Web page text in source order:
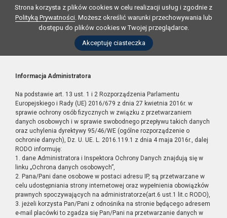
Strona korzysta z plików cookies w celu realizacji usług i zgodnie z
Polityką Prywatności. Możesz określić warunki przechowywania lub
dostępu do plików cookies w Twojej przeglądarce.
Akceptuję ciasteczka
Informacja Administratora
Na podstawie art. 13 ust. 1 i 2 Rozporządzenia Parlamentu
Europejskiego i Rady (UE) 2016/679 z dnia 27 kwietnia 2016r. w
sprawie ochrony osób fizycznych w związku z przetwarzaniem
danych osobowych i w sprawie swobodnego przepływu takich danych
oraz uchylenia dyrektywy 95/46/WE (ogólne rozporządzenie o
ochronie danych), Dz. U. UE. L. 2016.119.1 z dnia 4 maja 2016r., dalej
RODO informuję:
1. dane Administratora i Inspektora Ochrony Danych znajdują się w
linku „Ochrona danych osobowych”,
2. Pana/Pani dane osobowe w postaci adresu IP, są przetwarzane w
celu udostępniania strony internetowej oraz wypełnienia obowiązków
prawnych spoczywających na administratorze(art.6 ust.1 lit.c RODO),
3. jeżeli korzysta Pan/Pani z odnośnika na stronie będącego adresem
e-mail placówki to zgadza się Pan/Pani na przetwarzanie danych w